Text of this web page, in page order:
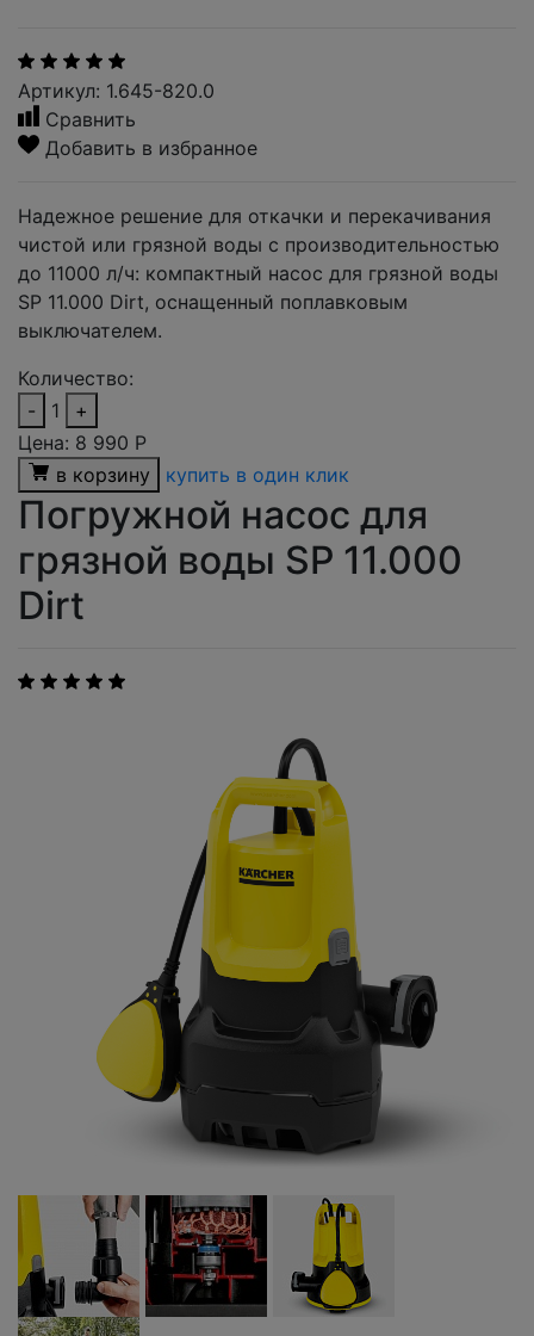
Артикул: 1.645-820.0
Сравнить
Добавить в избранное
Надежное решение для откачки и перекачивания
чистой или грязной воды с производительностью
до 11000 л/ч: компактный насос для грязной воды
SP 11.000 Dirt, оснащенный поплавковым
выключателем.
Количество:
-
1
+
Цена: 8 990 Р
в корзину
купить в один клик
Погружной насос для
грязной воды SP 11.000
Dirt